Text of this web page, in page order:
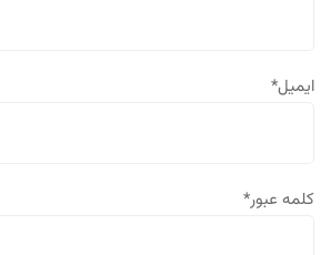
ایمیل*
کلمه عبور*